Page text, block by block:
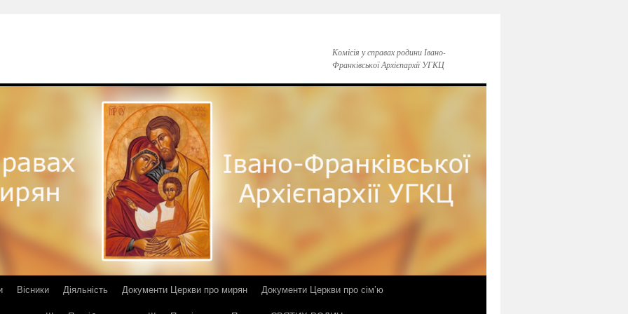
Комісія у справах родини Івано-
Франківської Архієпархії УГКЦ
Вісники Діяльність Документи Церкви про мирян
Документи Церкви про сім’ю